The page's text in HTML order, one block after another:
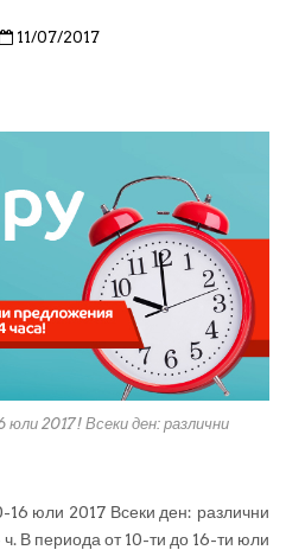
11/07/2017
2017! Всеки ден: различни
юли 2017 Всеки ден: различни
В периода от 10-ти до 16-ти юли